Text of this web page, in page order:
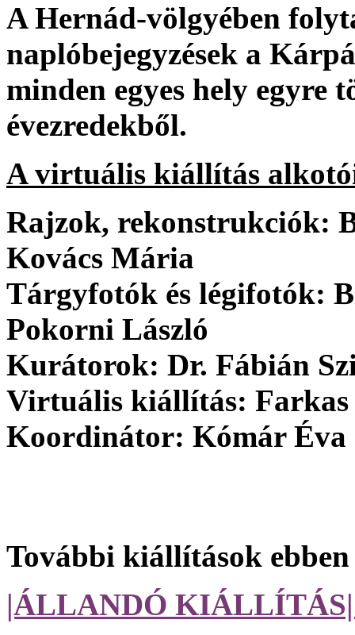
A Hernád-völgyében
naplóbejegyzések a
minden egyes hely egyre
évezredekből.
A virtuális kiállítás
Rajzok, rekonstrukciók:
Kovács Mária
Tárgyfotók és légifotók:
Pokorni László
Kurátorok: Dr. Fábián
Virtuális kiállítás:
Koordinátor: Kómár Éva
További kiállítások
|ÁLLANDÓ